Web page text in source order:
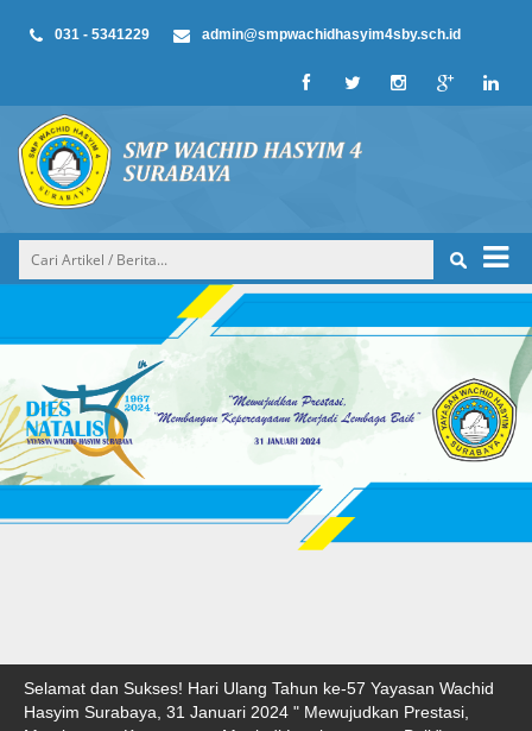
031 - 5341229 admin@smpwachidhasyim4sby.sch.id
Selamat dan Sukses! Hari Ulang Tahun ke-57 Yayasan Wachid
Hasyim Surabaya, 31 Januari 2024 " Mewujudkan Prestasi,